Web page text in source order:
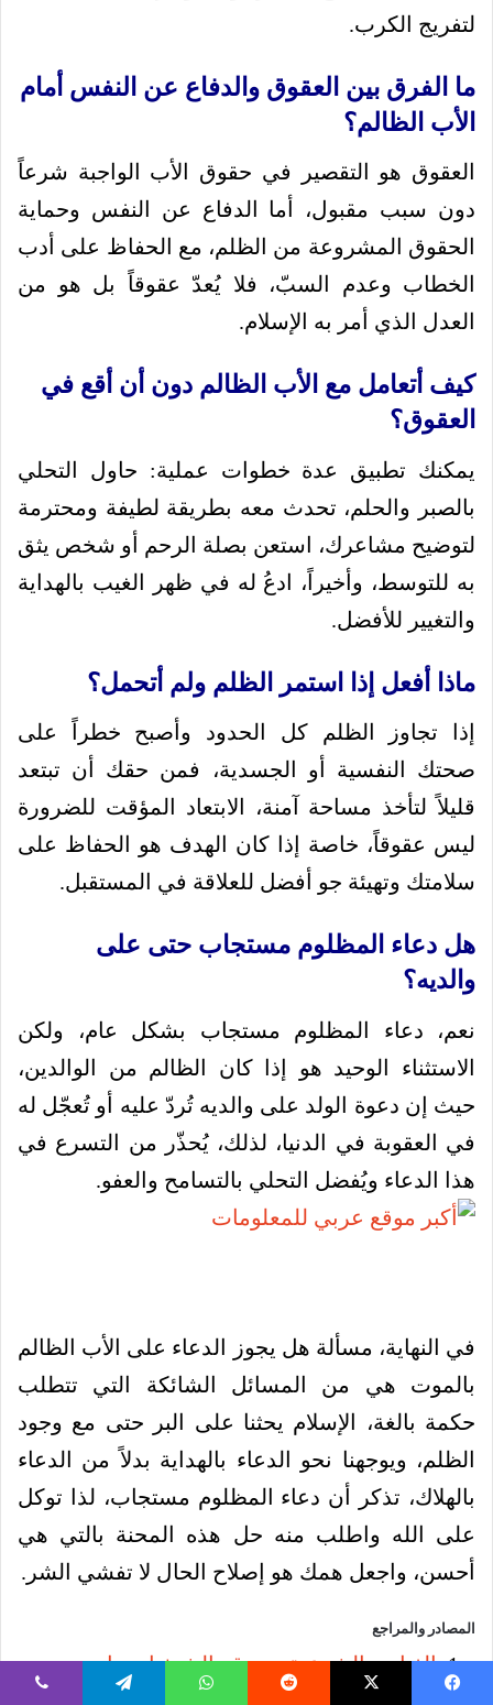
لتفريج الكرب.
ما الفرق بين العقوق والدفاع عن النفس أمام
الأب الظالم؟
العقوق هو التقصير في حقوق الأب الواجبة شرعاً
دون سبب مقبول، أما الدفاع عن النفس وحماية
الحقوق المشروعة من الظلم، مع الحفاظ على أدب
الخطاب وعدم السبّ، فلا يُعدّ عقوقاً بل هو من
العدل الذي أمر به الإسلام.
كيف أتعامل مع الأب الظالم دون أن أقع في
العقوق؟
يمكنك تطبيق عدة خطوات عملية: حاول التحلي
بالصبر والحلم، تحدث معه بطريقة لطيفة ومحترمة
لتوضيح مشاعرك، استعن بصلة الرحم أو شخص يثق
به للتوسط، وأخيراً، ادعُ له في ظهر الغيب بالهداية
والتغيير للأفضل.
ماذا أفعل إذا استمر الظلم ولم أتحمل؟
إذا تجاوز الظلم كل الحدود وأصبح خطراً على
صحتك النفسية أو الجسدية، فمن حقك أن تبتعد
قليلاً لتأخذ مساحة آمنة، الابتعاد المؤقت للضرورة
ليس عقوقاً، خاصة إذا كان الهدف هو الحفاظ على
سلامتك وتهيئة جو أفضل للعلاقة في المستقبل.
هل دعاء المظلوم مستجاب حتى على
والديه؟
نعم، دعاء المظلوم مستجاب بشكل عام، ولكن
الاستثناء الوحيد هو إذا كان الظالم من الوالدين،
حيث إن دعوة الولد على والديه تُردّ عليه أو تُعجّل له
في العقوبة في الدنيا، لذلك، يُحذّر من التسرع في
هذا الدعاء ويُفضل التحلي بالتسامح والعفو.
في النهاية، مسألة هل يجوز الدعاء على الأب الظالم
بالموت هي من المسائل الشائكة التي تتطلب
حكمة بالغة، الإسلام يحثنا على البر حتى مع وجود
الظلم، ويوجهنا نحو الدعاء بالهداية بدلاً من الدعاء
بالهلاك، تذكر أن دعاء المظلوم مستجاب، لذا توكل
على الله واطلب منه حل هذه المحنة بالتي هي
أحسن، واجعل همك هو إصلاح الحال لا تفشي الشر.
المصادر والمراجع
الفتاوى الشرعية – موقع الشيخ ابن باز